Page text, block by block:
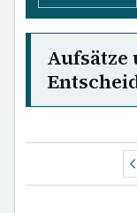
Aufsätze